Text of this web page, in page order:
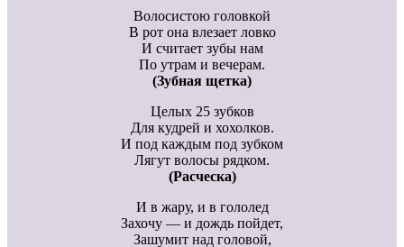
Волосистою головкой
В рот она влезает ловко
И считает зубы нам
По утрам и вечерам.
(Зубная щетка)
Целых 25 зубков
Для кудрей и хохолков.
И под каждым под зубком
Лягут волосы рядком.
(Расческа)
И в жару, и в гололед
Захочу — и дождь пойдет,
Зашумит над головой,